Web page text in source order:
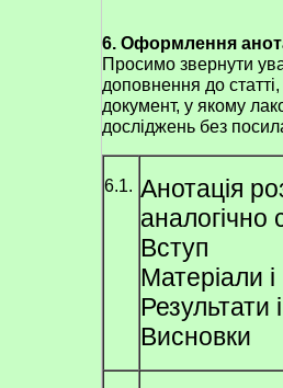
6. Оформлення
Просимо звернути
доповнення до
документ, у якому
досліджень без
6.1. Анотація
аналогічно
Вступ
Матеріали
Результати
Висновки